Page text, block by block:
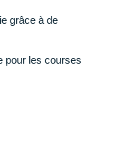
grâce à de
pour les courses
d'énergie puissant.